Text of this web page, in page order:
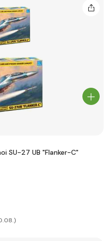
SU-27 UB "Flanker-C"